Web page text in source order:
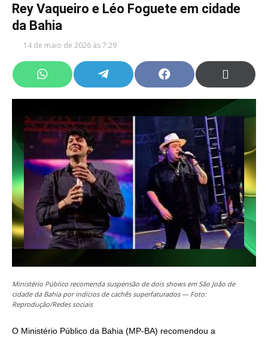
Rey Vaqueiro e Léo Foguete em cidade
da Bahia
14 de maio de 2026 às 7:29
Share
on
Share
on
Share
on
Share
on
(Twitter)
Ministério Público recomenda suspensão de dois shows em São João de
cidade da Bahia por indícios de cachês superfaturados — Foto:
Reprodução/Redes sociais
O Ministério Público da Bahia (MP-BA) recomendou a